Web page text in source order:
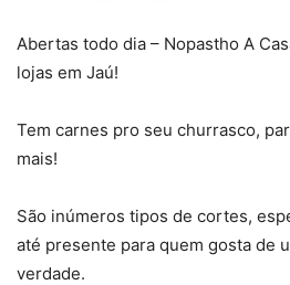
Abertas todo dia – Nopastho A
lojas em Jaú!
Tem carnes pro seu churrasco,
mais!
São inúmeros tipos de cortes,
até presente para quem gosta de
verdade.